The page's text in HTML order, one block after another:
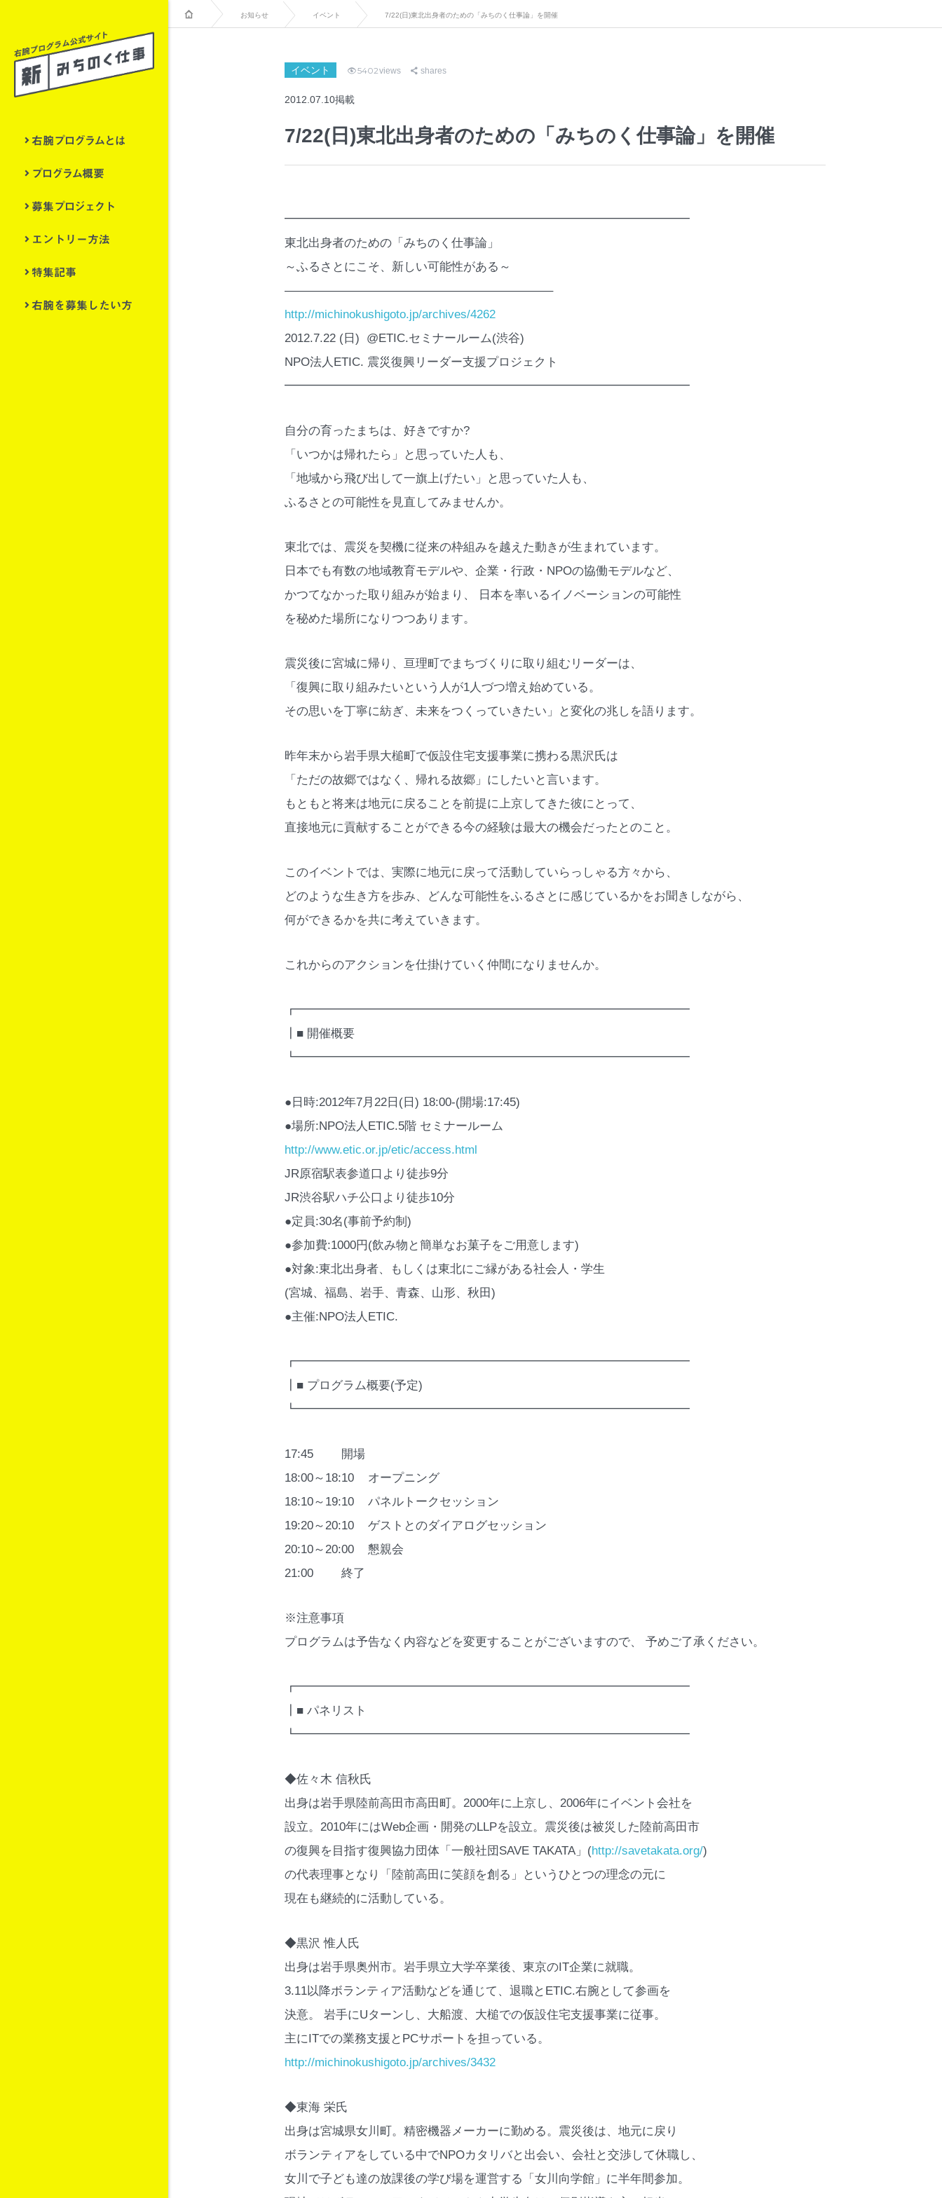
お知らせ イベント 7/22(日)東北出身者のための「みちのく仕事論」を開催
イベント 5402views shares
2012.07.10掲載
7/22(日)東北出身者のための「みちのく仕事論」を開催
━━━━━━━━━━━━━━━━━━━━━━━━━━━━━━━━━━
東北出身者のための「みちのく仕事論」
～ふるさとにこそ、新しい可能性がある～
——————————————————————–
http://michinokushigoto.jp/archives/4262
2012.7.22 (日) @ETIC.セミナールーム(渋谷)
NPO法人ETIC. 震災復興リーダー支援プロジェクト
━━━━━━━━━━━━━━━━━━━━━━━━━━━━━━━━━━
自分の育ったまちは、好きですか?
「いつかは帰れたら」と思っていた人も、
「地域から飛び出して一旗上げたい」と思っていた人も、
ふるさとの可能性を見直してみませんか。
東北では、震災を契機に従来の枠組みを越えた動きが生まれています。
日本でも有数の地域教育モデルや、企業・行政・NPOの協働モデルなど、
かつてなかった取り組みが始まり、 日本を率いるイノベーションの可能性
を秘めた場所になりつつあります。
震災後に宮城に帰り、亘理町でまちづくりに取り組むリーダーは、
「復興に取り組みたいという人が1人づつ増え始めている。
その思いを丁寧に紡ぎ、未来をつくっていきたい」と変化の兆しを語ります。
昨年末から岩手県大槌町で仮設住宅支援事業に携わる黒沢氏は
「ただの故郷ではなく、帰れる故郷」にしたいと言います。
もともと将来は地元に戻ることを前提に上京してきた彼にとって、
直接地元に貢献することができる今の経験は最大の機会だったとのこと。
このイベントでは、実際に地元に戻って活動していらっしゃる方々から、
どのような生き方を歩み、どんな可能性をふるさとに感じているかをお聞きしながら、
何ができるかを共に考えていきます。
これからのアクションを仕掛けていく仲間になりませんか。
┏━━━━━━━━━━━━━━━━━━━━━━━━━━━━━━━━━
┃■ 開催概要
┗━━━━━━━━━━━━━━━━━━━━━━━━━━━━━━━━━
●日時:2012年7月22日(日) 18:00-(開場:17:45)
●場所:NPO法人ETIC.5階 セミナールーム
http://www.etic.or.jp/etic/access.html
JR原宿駅表参道口より徒歩9分
JR渋谷駅ハチ公口より徒歩10分
●定員:30名(事前予約制)
●参加費:1000円(飲み物と簡単なお菓子をご用意します)
●対象:東北出身者、もしくは東北にご縁がある社会人・学生
(宮城、福島、岩手、青森、山形、秋田)
●主催:NPO法人ETIC.
┏━━━━━━━━━━━━━━━━━━━━━━━━━━━━━━━━━
┃■ プログラム概要(予定)
┗━━━━━━━━━━━━━━━━━━━━━━━━━━━━━━━━━
17:45 開場
18:00～18:10 オープニング
18:10～19:10 パネルトークセッション
19:20～20:10 ゲストとのダイアログセッション
20:10～20:00 懇親会
21:00 終了
※注意事項
プログラムは予告なく内容などを変更することがございますので、 予めご了承ください。
┏━━━━━━━━━━━━━━━━━━━━━━━━━━━━━━━━━
┃■ パネリスト
┗━━━━━━━━━━━━━━━━━━━━━━━━━━━━━━━━━
◆佐々木 信秋氏
出身は岩手県陸前高田市高田町。2000年に上京し、2006年にイベント会社を
設立。2010年にはWeb企画・開発のLLPを設立。震災後は被災した陸前高田市
の復興を目指す復興協力団体「一般社団SAVE TAKATA」(http://savetakata.org/)
の代表理事となり「陸前高田に笑顔を創る」というひとつの理念の元に
現在も継続的に活動している。
◆黒沢 惟人氏
出身は岩手県奥州市。岩手県立大学卒業後、東京のIT企業に就職。
3.11以降ボランティア活動などを通じて、退職とETIC.右腕として参画を
決意。 岩手にUターンし、大船渡、大槌での仮設住宅支援事業に従事。
主にITでの業務支援とPCサポートを担っている。
http://michinokushigoto.jp/archives/3432
◆東海 栄氏
出身は宮城県女川町。精密機器メーカーに勤める。震災後は、地元に戻り
ボランティアをしている中でNPOカタリバと出会い、会社と交渉して休職し、
女川で子ども達の放課後の学び場を運営する「女川向学館」に半年間参加。